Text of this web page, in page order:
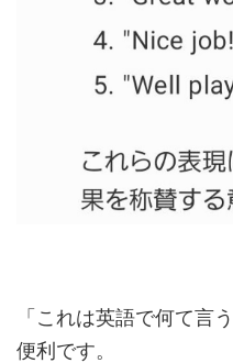
「これは英語で何て言
便利です。